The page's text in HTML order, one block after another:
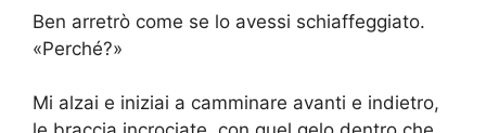
Ben arretrò come se lo avessi schiaffeggiato.
«Perché?»
Mi alzai e iniziai a camminare avanti e indietro,